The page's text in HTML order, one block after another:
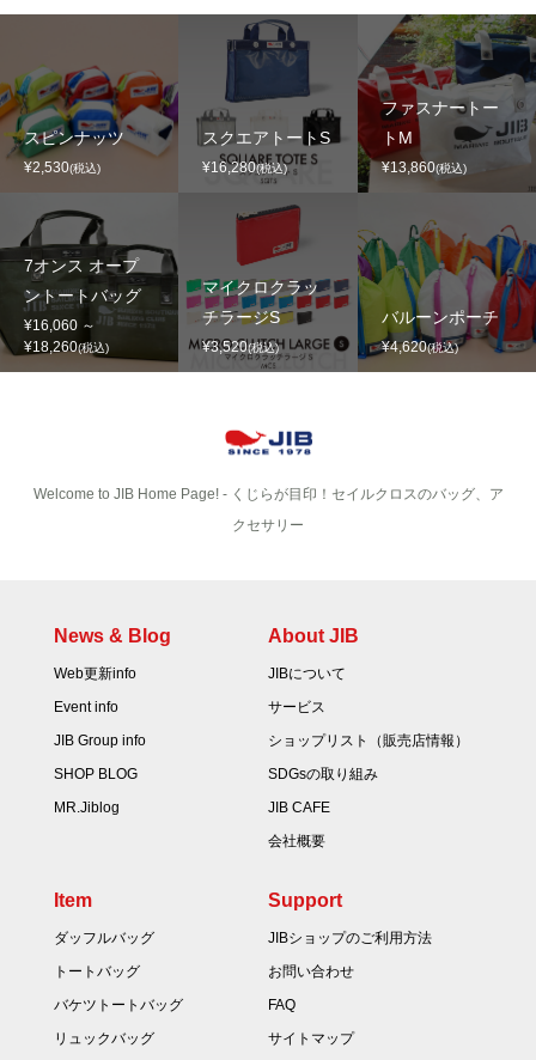
スピンナッツ
¥2,530(税込)
スクエアトートS
¥16,280(税込)
ファスナートー
トM
¥13,860(税込)
7オンス オープ
ントートバッグ
¥16,060 ～
¥18,260(税込)
マイクロクラッ
チラージS
¥3,520(税込)
バルーンポーチ
¥4,620(税込)
Welcome to JIB Home Page! ‐ くじらが目印！セイルクロスのバッグ、ア
クセサリー
News & Blog
Web更新info
Event info
JIB Group info
SHOP BLOG
MR.Jiblog
About JIB
JIBについて
サービス
ショップリスト（販売店情報）
SDGsの取り組み
JIB CAFE
会社概要
Item
ダッフルバッグ
トートバッグ
バケツトートバッグ
リュックバッグ
Support
JIBショップのご利用方法
お問い合わせ
FAQ
サイトマップ